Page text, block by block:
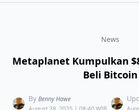
News
Metaplanet Kumpulkan
Beli Bitcoin
By Benny Hawe